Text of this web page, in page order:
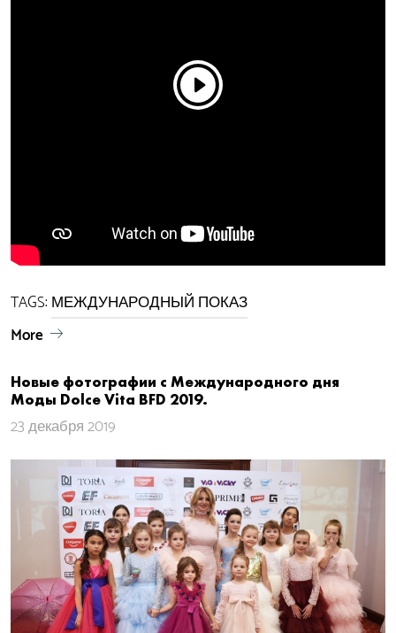
TAGS: МЕЖДУНАРОДНЫЙ ПОКАЗ
More
Новые фотографии с Международного дня
Моды Dolce Vita​ BFD 2019.
23 декабря 2019